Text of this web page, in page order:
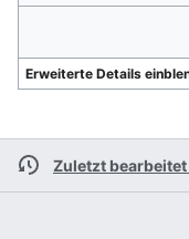
Erweiterte Details
Zuletzt